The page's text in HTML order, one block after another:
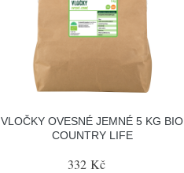
VLOČKY OVESNÉ JEMNÉ 5 KG BIO
COUNTRY LIFE
332 Kč